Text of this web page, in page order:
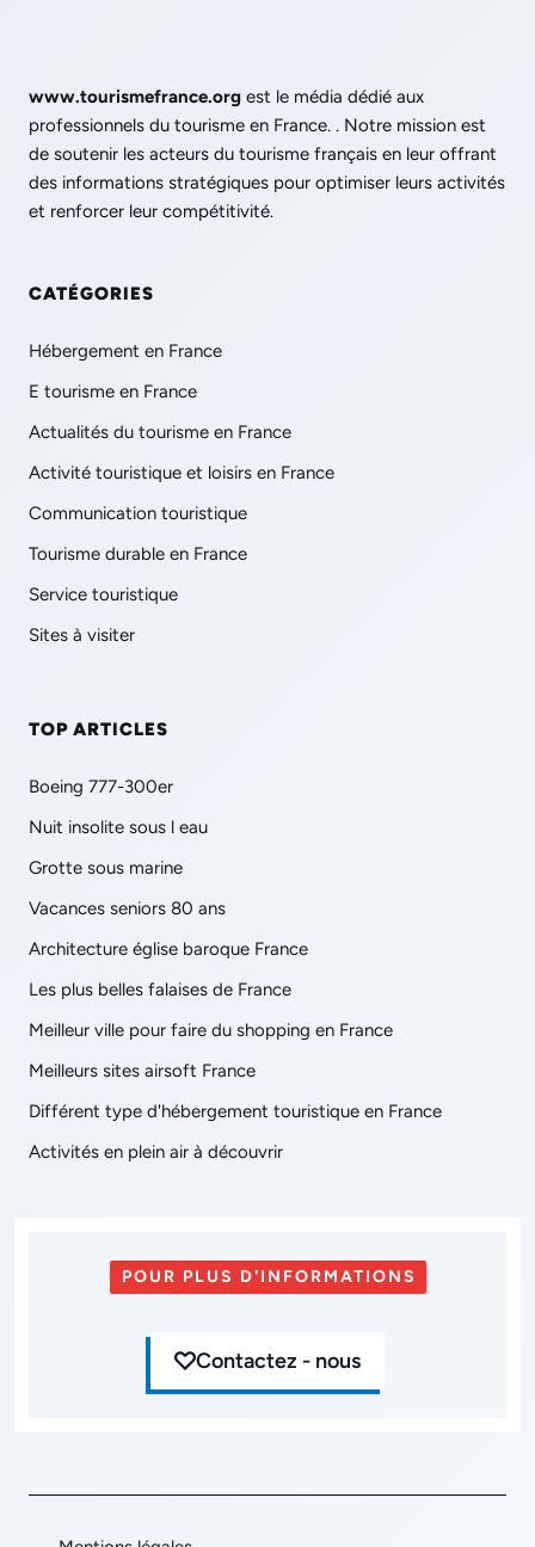
www.tourismefrance.org est le média dédié aux
professionnels du tourisme en France. . Notre mission est
de soutenir les acteurs du tourisme français en leur offrant
des informations stratégiques pour optimiser leurs activités
et renforcer leur compétitivité.
CATÉGORIES
Hébergement en France
E tourisme en France
Actualités du tourisme en France
Activité touristique et loisirs en France
Communication touristique
Tourisme durable en France
Service touristique
Sites à visiter
TOP ARTICLES
Boeing 777-300er
Nuit insolite sous l eau
Grotte sous marine
Vacances seniors 80 ans
Architecture église baroque France
Les plus belles falaises de France
Meilleur ville pour faire du shopping en France
Meilleurs sites airsoft France
Différent type d'hébergement touristique en France
Activités en plein air à découvrir
POUR PLUS D'INFORMATIONS
Contactez - nous